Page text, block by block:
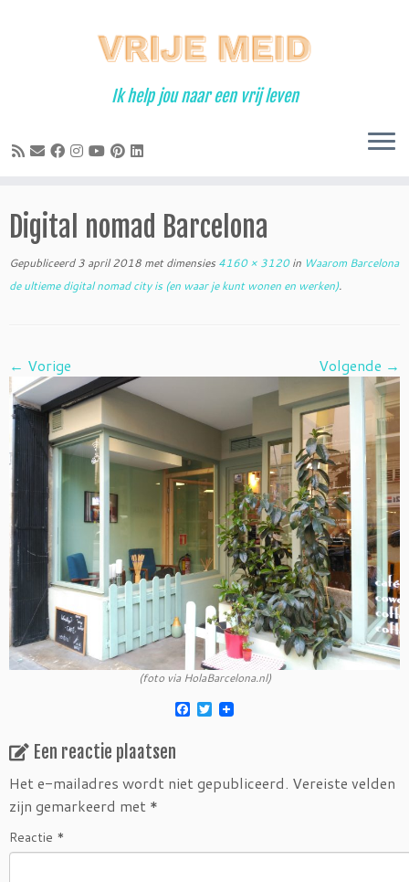
Ik help jou naar een vrij leven
Digital nomad Barcelona
Gepubliceerd 3 april 2018 met dimensies 4160 × 3120in Waarom Barcelona
de ultieme digital nomad city is (en waar je kunt wonen en werken).
← Vorige Volgende →
(foto via HolaBarcelona.nl)
F
o
T
w
e
r
Een reactie plaatsen
Het e-mailadres wordt niet gepubliceerd. Vereiste velden
zijn gemarkeerd met *
Reactie *